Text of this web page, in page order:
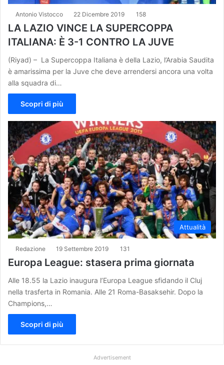
Antonio Vistocco 22 Dicembre 2019 158
LA LAZIO VINCE LA SUPERCOPPA
ITALIANA: È 3-1 CONTRO LA JUVE
(Riyad) – La Supercoppa Italiana è della Lazio, l’Arabia Saudita
è amarissima per la Juve che deve arrendersi ancora una volta
alla squadra di…
Scopri di più
Attualità
Redazione 19 Settembre 2019 131
Europa League: stasera prima giornata
Alle 18.55 la Lazio inaugura l’Europa League sfidando il Cluj
nella trasferta in Romania. Alle 21 Roma-Basaksehir. Dopo la
Champions,…
Scopri di più
Advertisement